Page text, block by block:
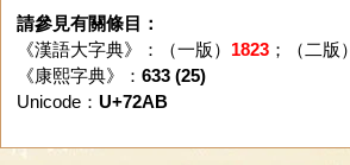
請參見有關條目：
《漢語大字典》：（一版） 1823；（二版）
《康熙字典》： 633 (25)
Unicode： U+72AB